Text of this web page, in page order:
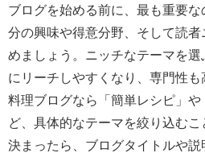
ブログを始める前に、最も重要
分の興味や得意分野、そして読
めましょう。ニッチなテーマを
にリーチしやすくなり、専門性も
料理ブログなら「簡単レシピ」
ど、具体的なテーマを絞り込む
決まったら、ブログタイトルや